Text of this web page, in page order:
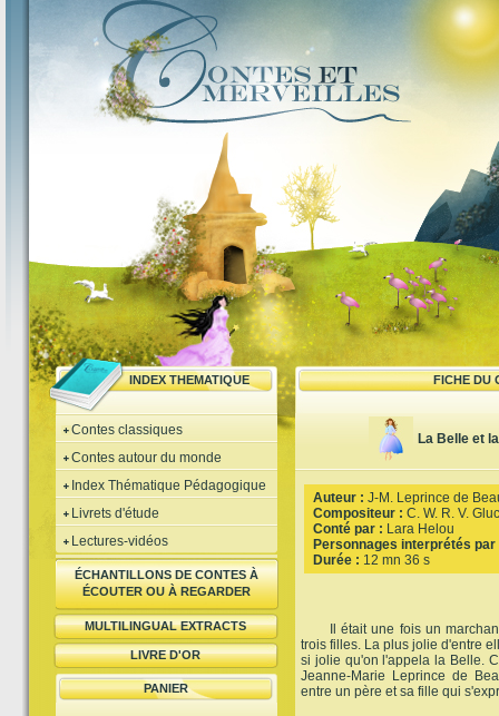
INDEX THEMATIQUE FICHE DU
Contes classiques
Contes autour du monde
Index Thématique Pédagogique
Livrets d'étude
Lectures-vidéos
ÉCHANTILLONS DE CONTES À
ÉCOUTER OU À REGARDER
MULTILINGUAL EXTRACTS
LIVRE D'OR
PANIER
La Belle et
Auteur : J-M. Leprince de
Compositeur : C. W. R. V.
Conté par : Lara Helou
Personnages interprétés par
Durée : 12 mn 36 s
Il était une fois un
trois filles. La plus jolie d'entre
si jolie qu'on l'appela la Belle.
Jeanne-Marie Leprince de
entre un père et sa fille qui